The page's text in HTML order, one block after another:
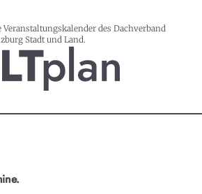
des Dachverband
Stadt und Land.